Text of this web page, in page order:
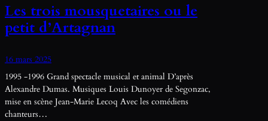
Les trois mousquetaires ou le
petit d’Artagnan
16 mars 2025
1995 -1996 Grand spectacle musical et animal D’après
Alexandre Dumas. Musiques Louis Dunoyer de Segonzac,
mise en scène Jean-Marie Lecoq Avec les comédiens
chanteurs…